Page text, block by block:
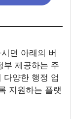
면 아래의 버
부 제공하는 주
다양한 행정 업
지원하는 플랫